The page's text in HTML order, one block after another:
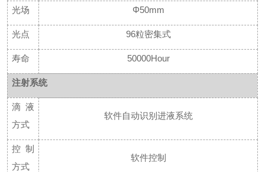
光场 Φ50mm
光点 96粒密集式
寿命 50000Hour
注射系统
滴液
方式
软件自动识别进液系统
控制
方式
软件控制